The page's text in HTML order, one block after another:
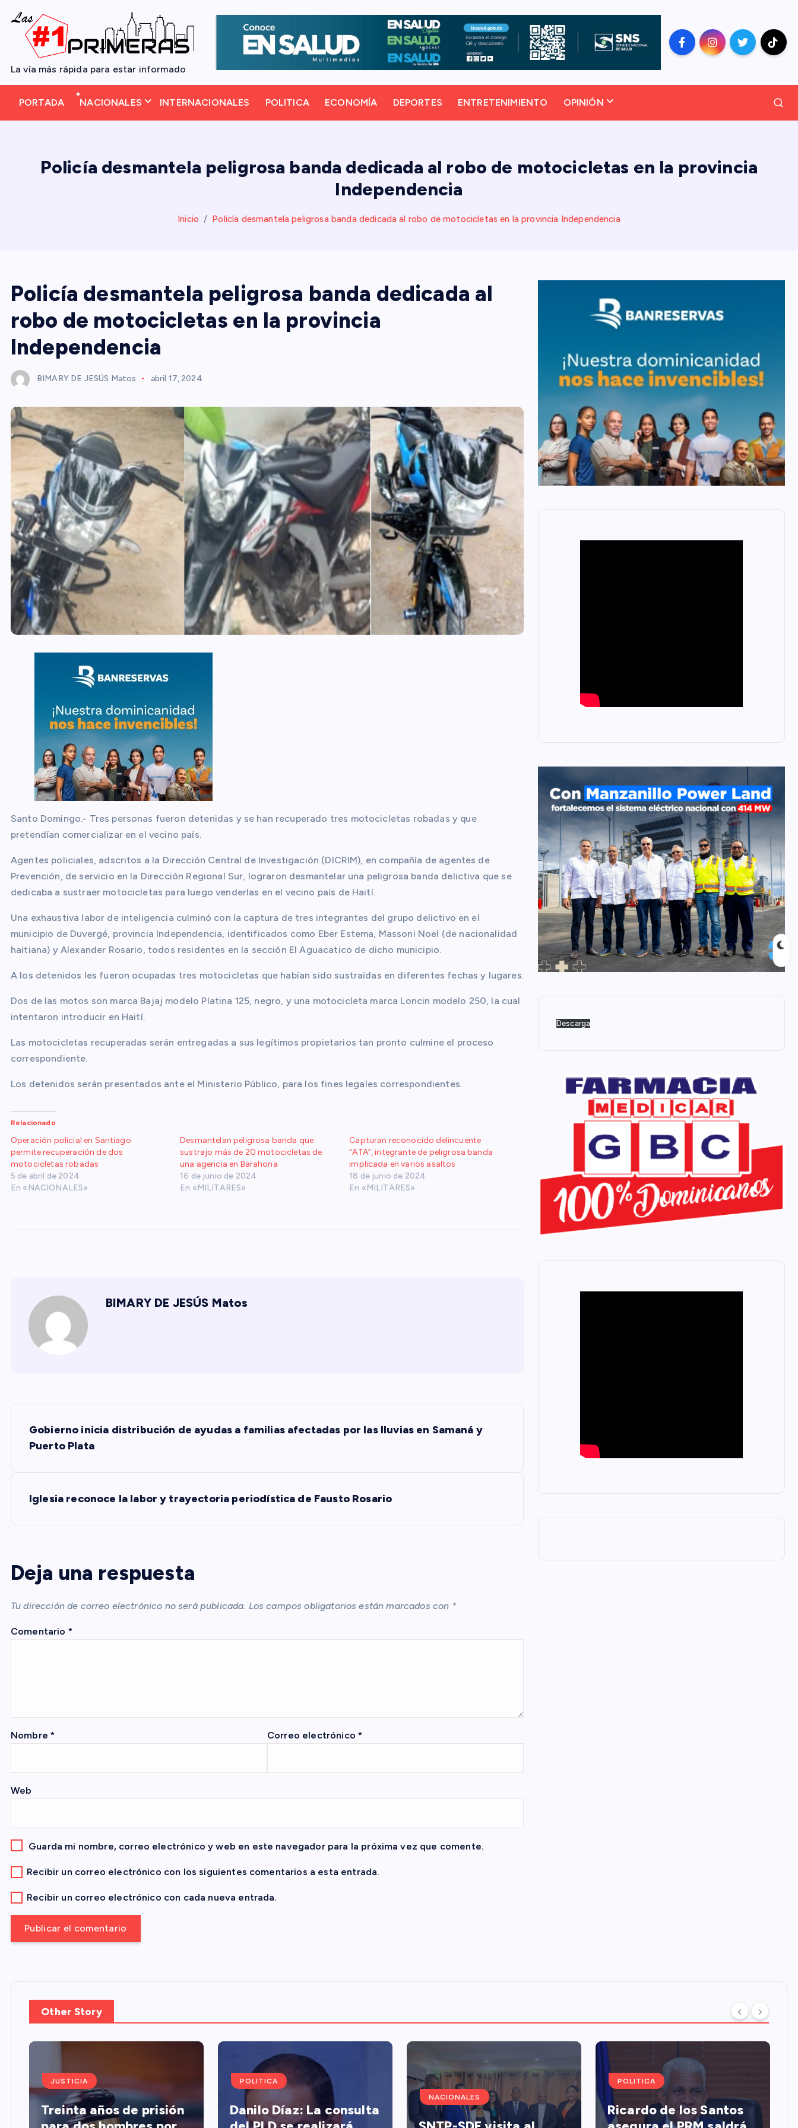
r
l
La vía más rápida para estar informado
PORTADA NACIONALES INTERNACIONALES POLITICA ECONOMÍA DEPORTES ENTRETENIMIENTO OPINIÓN
Policía desmantela peligrosa banda dedicada al robo de motocicletas en la provincia
Independencia
Inicio Policía desmantela peligrosa banda dedicada al robo de motocicletas en la provincia Independencia
Policía desmantela peligrosa banda dedicada al
robo de motocicletas en la provincia
Independencia
BIMARY DE JESÚS Matos abril 17, 2024
Santo Domingo.- Tres personas fueron detenidas y se han recuperado tres motocicletas robadas y que
pretendían comercializar en el vecino país.
Agentes policiales, adscritos a la Dirección Central de Investigación (DICRIM), en compañía de agentes de
Prevención, de servicio en la Dirección Regional Sur, lograron desmantelar una peligrosa banda delictiva que se
dedicaba a sustraer motocicletas para luego venderlas en el vecino país de Haití.
Una exhaustiva labor de inteligencia culminó con la captura de tres integrantes del grupo delictivo en el
municipio de Duvergé, provincia Independencia, identificados como Eber Estema, Massoni Noel (de nacionalidad
haitiana) y Alexander Rosario, todos residentes en la sección El Aguacatico de dicho municipio.
A los detenidos les fueron ocupadas tres motocicletas que habían sido sustraídas en diferentes fechas y lugares.
Dos de las motos son marca Bajaj modelo Platina 125, negro, y una motocicleta marca Loncin modelo 250, la cual
intentaron introducir en Haití.
Las motocicletas recuperadas serán entregadas a sus legítimos propietarios tan pronto culmine el proceso
correspondiente.
Los detenidos serán presentados ante el Ministerio Público, para los fines legales correspondientes.
Relacionado
Operación policial en Santiago
permite recuperación de dos
motocicletas robadas
5 de abril de 2024
En «NACIONALES»
Desmantelan peligrosa banda que
sustrajo más de 20 motocicletas de
una agencia en Barahona
16 de junio de 2024
En «MILITARES»
Capturan reconocido delincuente
“ATA”, integrante de peligrosa banda
implicada en varios asaltos
18 de junio de 2024
En «MILITARES»
BIMARY DE JESÚS Matos
N
a
c
e
n
t
r
a
Gobierno inicia distribución de ayudas a familias afectadas por las lluvias en Samaná y
Puerto Plata
Iglesia reconoce la labor y trayectoria periodística de Fausto Rosario
Deja una respuesta
Tu dirección de correo electrónico no será publicada. Los campos obligatorios están marcados con *
Comentario *
Nombre* Correo electrónico*
Web
Guarda mi nombre, correo electrónico y web en este navegador para la próxima vez que comente.
Recibir un correo electrónico con los siguientes comentarios a esta entrada.
Recibir un correo electrónico con cada nueva entrada.
Descarga
Other Story
JUSTICIA
Treinta años de prisión
POLITICA
Danilo Díaz: La consulta
NACIONALES
POLITICA
Ricardo de los Santos